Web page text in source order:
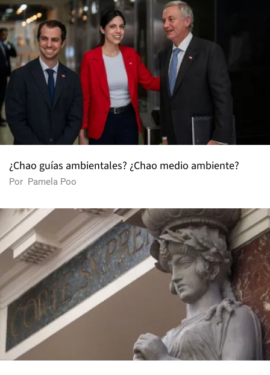
¿Chao guías ambientales? ¿Chao medio ambiente?
Por Pamela Poo